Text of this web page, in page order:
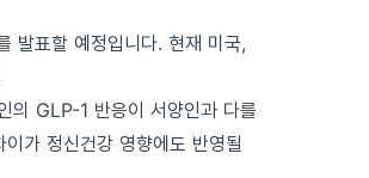
발표할 예정입니다. 현재 미국,
의 GLP-1 반응이 서양인과 다를
가 정신건강 영향에도 반영될